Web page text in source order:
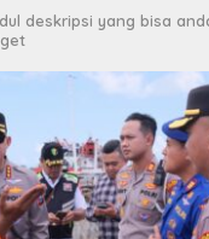
deskripsi yang bisa